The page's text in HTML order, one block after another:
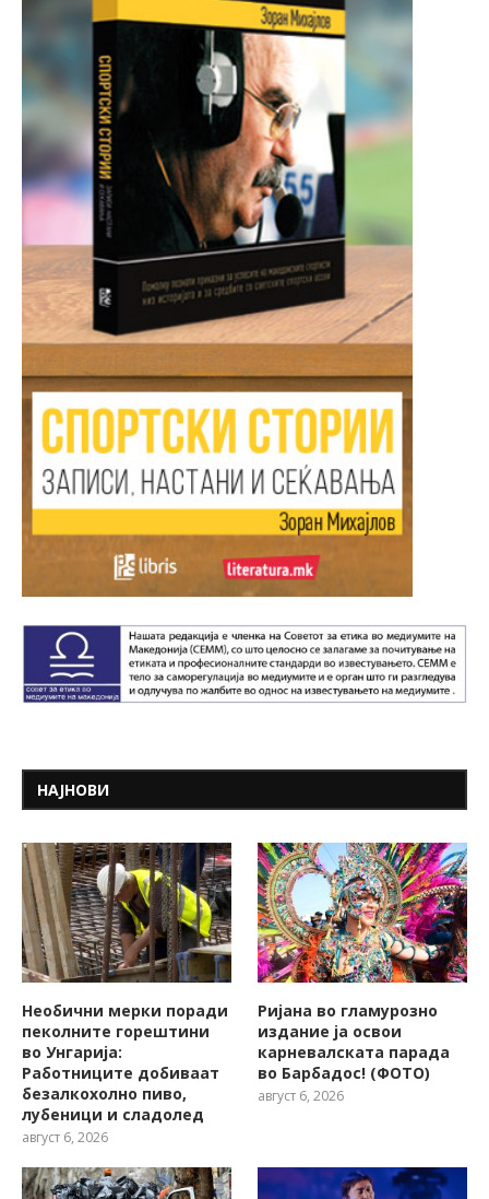
НАЈНОВИ
Необични мерки поради
пеколните горештини
во Унгарија:
Работниците добиваат
безалкохолно пиво,
лубеници и сладолед
август 6, 2026
Ријана во гламурозно
издание ја освои
карневалската парада
во Барбадос! (ФОТО)
август 6, 2026